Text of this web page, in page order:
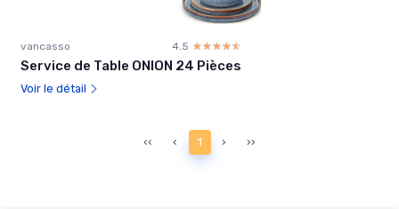
vancasso 4.5 ☆☆☆☆☆
★★★★★
Service de Table ONION 24 Pièces
Voir le détail
‹‹ ‹ 1 › ››